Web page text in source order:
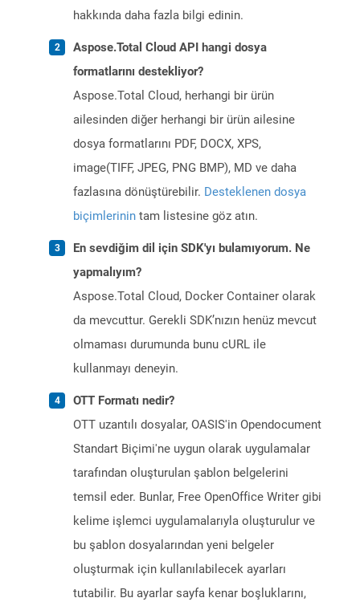
hakkında daha fazla bilgi edinin.
Aspose.Total Cloud API hangi dosya
formatlarını destekliyor?
Aspose.Total Cloud, herhangi bir ürün
ailesinden diğer herhangi bir ürün ailesine
dosya formatlarını PDF, DOCX, XPS,
image(TIFF, JPEG, PNG BMP), MD ve daha
fazlasına dönüştürebilir. Desteklenen dosya
biçimlerinin tam listesine göz atın.
En sevdiğim dil için SDK'yı bulamıyorum. Ne
yapmalıyım?
Aspose.Total Cloud, Docker Container olarak
da mevcuttur. Gerekli SDK’nızın henüz mevcut
olmaması durumunda bunu cURL ile
kullanmayı deneyin.
OTT Formatı nedir?
OTT uzantılı dosyalar, OASIS'in Opendocument
Standart Biçimi'ne uygun olarak uygulamalar
tarafından oluşturulan şablon belgelerini
temsil eder. Bunlar, Free OpenOffice Writer gibi
kelime işlemci uygulamalarıyla oluşturulur ve
bu şablon dosyalarından yeni belgeler
oluşturmak için kullanılabilecek ayarları
tutabilir. Bu ayarlar sayfa kenar boşluklarını,